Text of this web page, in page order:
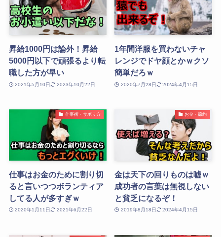
昇給1000円は論外！昇給
5000円以下で頑張るより転
職した方が早い
2021年5月10日 2023年10月22日
1年間洋服を買わないチャ
レンジでドヤ顔とかｗクソ
簡単だろｗ
2020年7月28日 2024年4月15日
仕事術・サボり方
仕事はお金のために割り切
ると言いつつボランティア
してる人が多すぎｗ
2020年1月11日 2021年6月22日
お金・節約
金は天下の回りものは嘘ｗ
成功者の言葉は無視しない
と貧乏になるぞ！
2019年8月18日 2024年4月15日